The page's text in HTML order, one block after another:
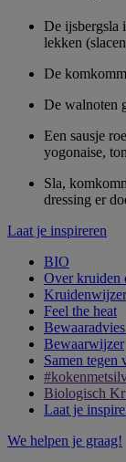
De ijsbergsla
lekken
De
De walnoten
Een sausje
yogonaise,
Sla,
dressing er
Laat je inspireren
BIO
Over kruiden
Kruidenwijzer
Feel the heat
Bewaarwijzer
Samen tegen
Biologisch
Laat je
We helpen je graag!